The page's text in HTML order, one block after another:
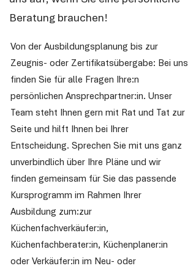
Beratung brauchen!
Von der Ausbildungsplanung bis zur
Zeugnis- oder Zertifikatsübergabe: Bei uns
finden Sie für alle Fragen Ihre:n
persönlichen Ansprechpartner:in. Unser
Team steht Ihnen gern mit Rat und Tat zur
Seite und hilft Ihnen bei Ihrer
Entscheidung. Sprechen Sie mit uns ganz
unverbindlich über Ihre Pläne und wir
finden gemeinsam für Sie das passende
Kursprogramm im Rahmen Ihrer
Ausbildung zum:zur
Küchenfachverkäufer:in,
Küchenfachberater:in, Küchenplaner:in
oder Verkäufer:in im Neu- oder